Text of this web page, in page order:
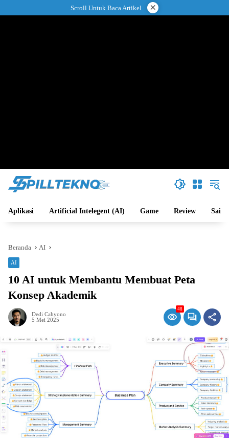
ke
Scroll Untuk Baca Artikel ×
Aplikasi Artificial Intelegent (AI) Game Review Sains
Beranda AI
AI
10 AI untuk Membantu Membuat Peta
Konsep Akademik
Dedi Cahyono
5 Mei 2025
48